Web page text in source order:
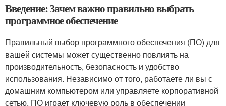
Введение: Зачем важно правильно выбрать
программное обеспечение
Правильный выбор программного обеспечения (ПО) для
вашей системы может существенно повлиять на
производительность, безопасность и удобство
использования. Независимо от того, работаете ли вы с
домашним компьютером или управляете корпоративной
сетью, ПО играет ключевую роль в обеспечении